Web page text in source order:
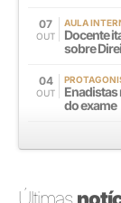
07
OUT
AULA
Docente
sobre
04
OUT
Enadistas
do exame